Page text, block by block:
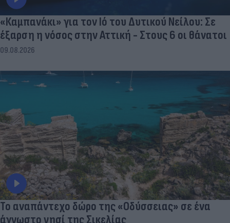
«Καμπανάκι» για τον Ιό του Δυτικού Νείλου: Σε
έξαρση η νόσος στην Αττική - Στους 6 οι θάνατοι
09.08.2026
To αναπάντεχο δώρο της «Οδύσσειας» σε ένα
άγνωστο νησί της Σικελίας